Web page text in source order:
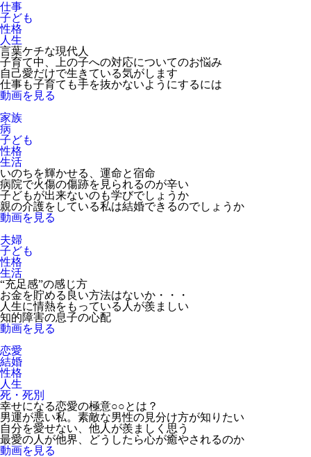
仕事
子ども
性格
人生
言葉ケチな現代人
子育て中、上の子への対応についてのお悩み
自己愛だけで生きている気がします
仕事も子育ても手を抜かないようにするには
動画を見る
家族
病
子ども
性格
生活
いのちを輝かせる、運命と宿命
病院で火傷の傷跡を見られるのが辛い
子どもが出来ないのも学びでしょうか
親の介護をしている私は結婚できるのでしょうか
動画を見る
夫婦
子ども
性格
生活
“充足感”の感じ方
お金を貯める良い方法はないか・・・
人生に情熱をもっている人が羨ましい
知的障害の息子の心配
動画を見る
恋愛
結婚
性格
人生
死・死別
幸せになる恋愛の極意○○とは？
男運が悪い私。素敵な男性の見分け方が知りたい
自分を愛せない、他人が羨ましく思う
最愛の人が他界、どうしたら心が癒やされるのか
動画を見る